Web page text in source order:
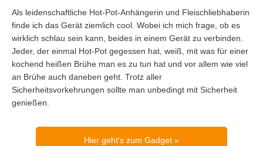
Als leidenschaftliche Hot-Pot-Anhängerin und Fleischliebhaberin
finde ich das Gerät ziemlich cool. Wobei ich mich frage, ob es
wirklich schlau sein kann, beides in einem Gerät zu verbinden.
Jeder, der einmal Hot-Pot gegessen hat, weiß, mit was für einer
kochend heißen Brühe man es zu tun hat und vor allem wie viel
an Brühe auch daneben geht. Trotz aller
Sicherheitsvorkehrungen sollte man unbedingt mit Sicherheit
genießen.
Hier geht's zum Gadget